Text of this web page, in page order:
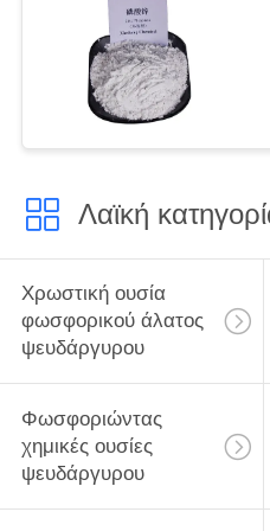
Λαϊκή
Χρωστική ουσία
φωσφορικού άλατος
ψευδάργυρου
Φωσφοριώντας
χημικές ουσίες
ψευδάργυρου